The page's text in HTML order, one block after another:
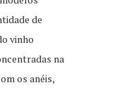
de
vinho
na
os anéis,